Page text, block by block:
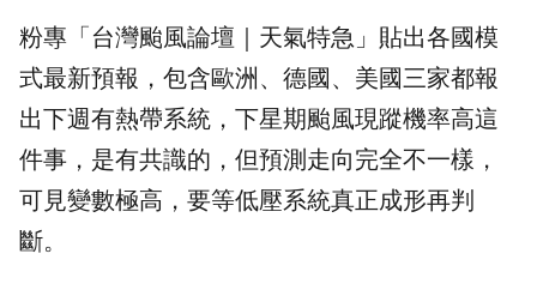
粉專「 台灣颱風論壇 ｜天氣特急」貼出各國模
式最新預報，包含歐洲、德國、美國三家都報
出下週有熱帶系統，下星期颱風現蹤機率高這
件事，是有共識的，但預測走向完全不一樣，
可見變數極高，要等低壓系統真正成形再判
斷。